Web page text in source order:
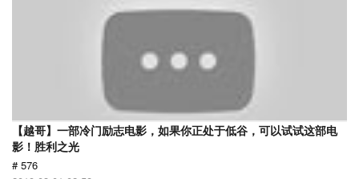
【越哥】一部冷门励志电影，如果你正处于低谷，可以试试这部电
影！胜利之光
# 576